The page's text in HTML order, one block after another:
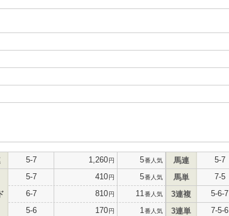
5-7 1,260円 5番人気
5-7 410円 5番人気
6-7 810円 11 番人気
5-6 170円 1 番人気
馬連 5-7
馬単 7-5
3連複 5-6-7
3連単 7-5-6